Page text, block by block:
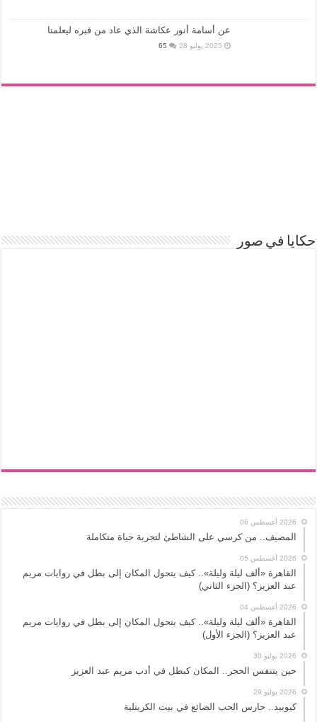
عن أسامة أنور عكاشة الذي عاد من قبره ليعلمنا
2025 يوليو 28 65
حكايا في صور
2026 أغسطس 06
المصيف.. من كرسي على الشاطئ لتجربة حياة متكاملة
2026 أغسطس 05
القاهرة «ألف ليلة وليلة».. كيف يتحول المكان إلى بطل في روايات مريم
عبد العزيز؟ (الجزء الثاني)
2026 أغسطس 04
القاهرة «ألف ليلة وليلة».. كيف يتحول المكان إلى بطل في روايات مريم
عبد العزيز؟ (الجزء الأول)
2026 يوليو 30
حين يتنفس الحجر.. المكان كبطل في أدب مريم عبد العزيز
2026 يوليو 29
كيوبيد.. حارس الحب الضائع في بيت الكريتلية